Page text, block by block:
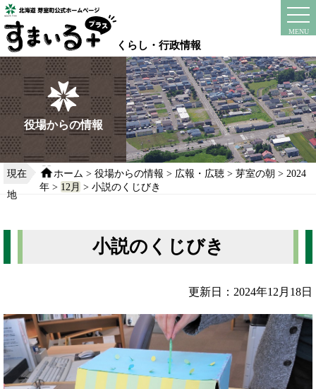
本
文
へ
移
動
る
くらし・行政情報
MENU
instagram
役場からの情報
現在
地
ホーム > 役場からの情報 > 広報・広聴> 芽室の朝 > 2024
年> 12月 > 小説のくじびき
小説のくじびき
更新日：2024年12月18日